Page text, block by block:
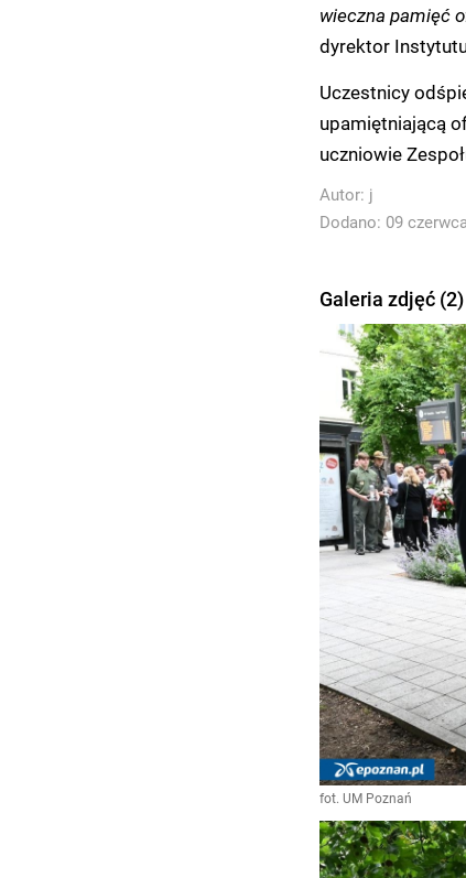
wieczna pamięć
dyrektor
Uczestnicy
upamiętniającą
uczniowie
Autor: j
Dodano: 09
Galeria zdjęć (2)
fot. UM Poznań